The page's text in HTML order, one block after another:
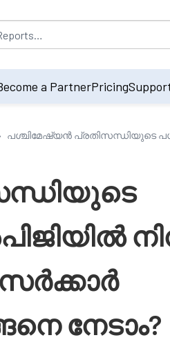
default on accessing the input
a PartnerPricing
പശ്ചിമേഷ്യൻ പ്രതിസന്ധിയുടെ
സർക്കാർ
നേടാം?